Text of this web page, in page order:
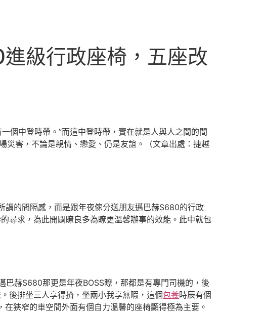
級行政座椅，五座改
個中登時帶。”而這中登時帶，實在就是人與人之間的間
災害，不論是親情、戀愛、仍是友誼。（文章出處：捷越
的間隔感，而是跟年夜傢分送朋友邁巴赫S680的行政
尋求，為此開闢瞭良多為瞭更溫馨辦事的效能。此中就包
赫S680那更是年夜BOSS瞭，那都是有專門司機的，後
後排坐三人享得擠，坐兩小我享無暇，這個包養時辰有個
狹窄的車空間外面有個自力溫馨的座椅顯得極為主要。